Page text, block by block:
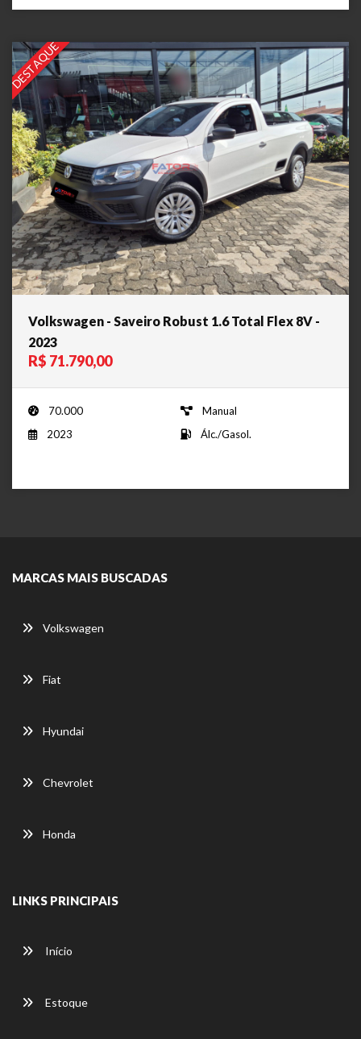
DESTAQUE
Volkswagen - Saveiro Robust 1.6 Total Flex 8V -
2023
R$ 71.790,00
70.000
Manual
2023
Álc./Gasol.
MARCAS MAIS BUSCADAS
Volkswagen
Fiat
Hyundai
Chevrolet
Honda
LINKS PRINCIPAIS
Início
Estoque